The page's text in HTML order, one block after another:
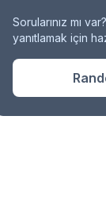
Sorularınız mı
yanıtlamak için